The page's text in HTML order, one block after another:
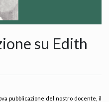
su Edith
pubblicazione del nostro docente, il